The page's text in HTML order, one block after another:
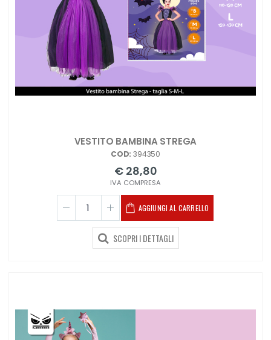
VESTITO BAMBINA STREGA
COD: 394350
€ 28,80
IVA COMPRESA
AGGIUNGI AL CARRELLO
SCOPRI I DETTAGLI